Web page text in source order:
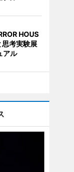
HOUS
思考実験展
アル